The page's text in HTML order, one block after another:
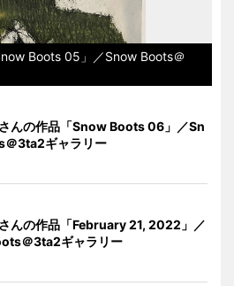
Boots 05」／Snow Boots＠
んの作品「Snow Boots 06」／Sn
3ta2ギャラリー
んの作品「February 21, 2022」／
＠3ta2ギャラリー